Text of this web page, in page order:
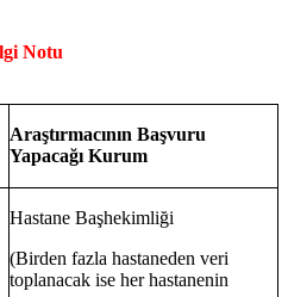
Notu
Araştırmacının Başvuru
Yapacağı Kurum
Hastane Başhekimliği
(Birden fazla hastaneden veri
toplanacak ise her hastanenin